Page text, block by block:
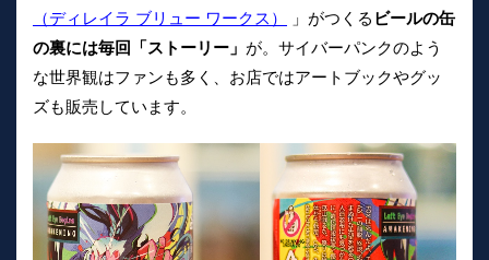
（ディレイラ ブリュー ワークス）
」がつくる ビールの缶
の裏には毎回「ストーリー」 が。サイバーパンクのよう
な世界観はファンも多く、お店ではアートブックやグッ
ズも販売しています。